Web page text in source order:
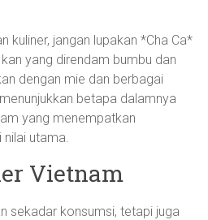
kuliner, jangan lupakan *Cha Ca*
yang direndam bumbu dan
dengan mie dan berbagai
betapa dalamnya
yang menempatkan
utama.
Vietnam
sekadar konsumsi, tetapi juga